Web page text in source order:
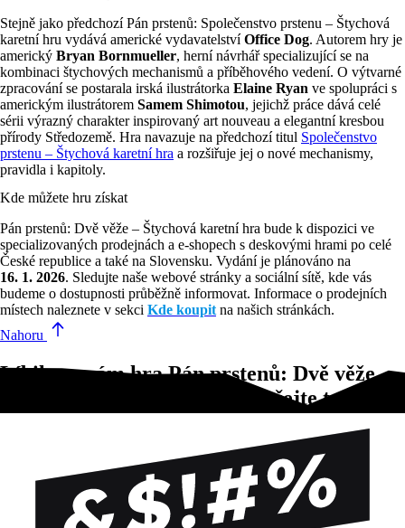
Stejně jako předchozí Pán prstenů: Společenstvo prstenu – Štychová
karetní hru vydává americké vydavatelstvíOffice Dog. Autorem hry je
americký Bryan Bornmueller, herní návrhář specializující se na
kombinaci štychových mechanismů a příběhového vedení. O výtvarné
zpracování se postarala irská ilustrátorka Elaine Ryan ve spolupráci s
americkým ilustrátorem Samem Shimotou, jejichž práce dává celé
sérii výrazný charakter inspirovaný art nouveau a elegantní kresbou
přírody Středozemě. Hra navazuje na předchozí titul Společenstvo
prstenu – Štychová karetní hra a rozšiřuje jej o nové mechanismy,
pravidla i kapitoly.
Kde můžete hru získat
Pán prstenů: Dvě věže – Štychová karetní hra bude k dispozici ve
specializovaných prodejnách a e‑shopech s deskovými hrami po celé
České republice a také na Slovensku. Vydání je plánováno na
16. 1. 2026. Sledujte naše webové stránky a sociální sítě, kde vás
budeme o dostupnosti průběžně informovat. Informace o prodejních
místech naleznete v sekci Kde koupit na našich stránkách.
Nahoru
Líbila se vám hra Pán prstenů: Dvě věže –
Štychová karetní hra?Vyzkoušejte tyto!